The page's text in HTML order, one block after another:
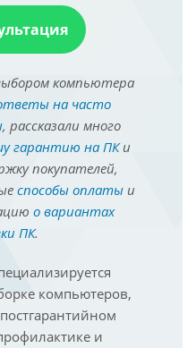
компьютера
на часто
, рассказали много
гарантию на ПКи
покупателей,
способы оплатыи
о вариантах
ПК.
компьютеров,
и